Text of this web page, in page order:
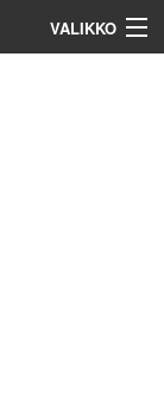
VALIKKO